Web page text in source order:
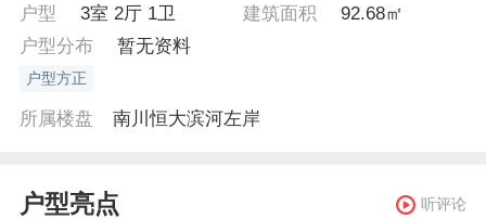
户型
3室 2厅 1卫 建筑面积
92.68㎡
户型分布
暂无资料
户型方正
所属楼盘 南川恒大滨河左岸
户型亮点 听评论